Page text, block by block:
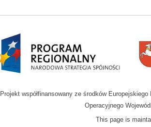
Projekt współfinansowany ze środków
Operacyjnego
This page is